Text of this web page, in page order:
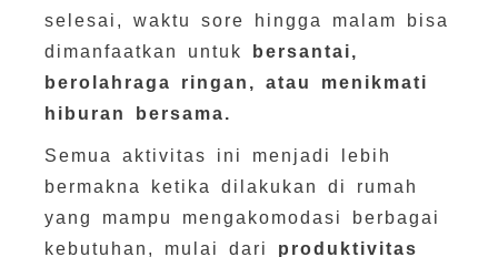
selesai, waktu sore hingga malam bisa
dimanfaatkan untuk
bersantai,
berolahraga ringan, atau menikmati
hiburan bersama.
Semua aktivitas ini menjadi lebih
bermakna ketika dilakukan di rumah
yang mampu mengakomodasi berbagai
kebutuhan, mulai dari produktivitas